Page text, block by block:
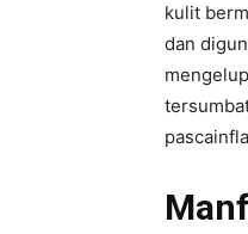
kulit
dan